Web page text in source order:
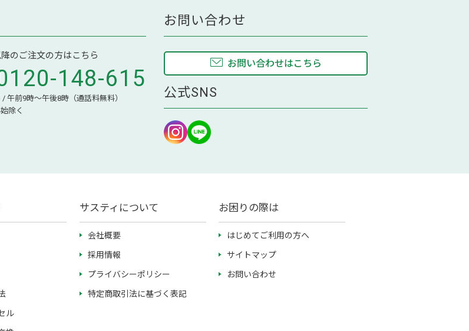
のご注文の方はこちら
148-615
/ 午前9時～午後8時（通話料無料）
除く
お問い合わせ
お問い合わせはこちら
公式SNS
ル
サスティについて
会社概要
採用情報
プライバシーポリシー
特定商取引法に基づく表記
お困りの際は
はじめてご利用の方へ
サイトマップ
お問い合わせ